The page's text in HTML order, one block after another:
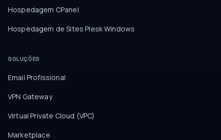
Hospedagem CPanel
Hospedagem de Sites Plesk Windows
SOLUÇÕES
Email Profissional
VPN Gateway
Virtual Private Cloud (VPC)
Marketplace